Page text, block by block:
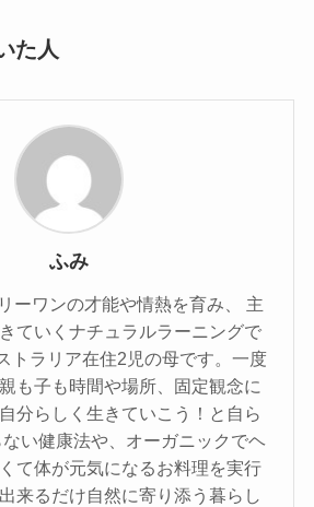
た人
ふみ
ーワンの才能や情熱を育み、 主
ていくナチュラルラーニングで
トラリア在住2児の母です。一度
も子も時間や場所、固定観念に
分らしく生きていこう！と自ら
い健康法や、オーガニックでヘ
て体が元気になるお料理を実行
来るだけ自然に寄り添う暮らし